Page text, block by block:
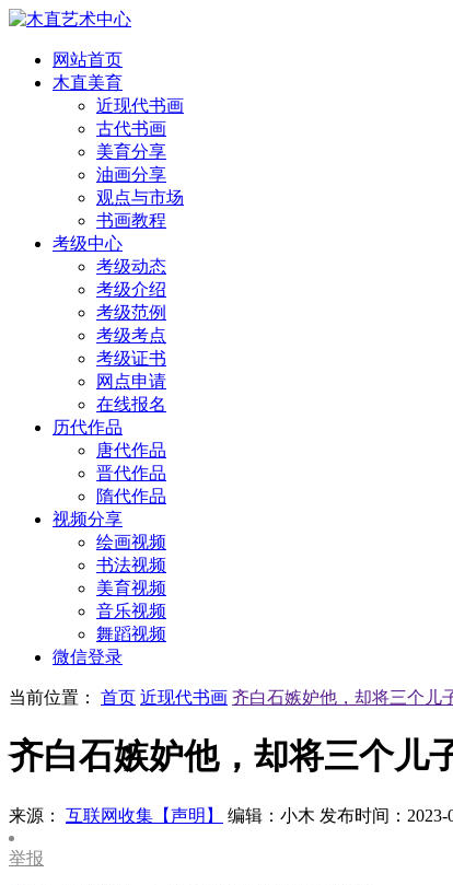
网站首页
木直美育
近现代书画
古代书画
美育分享
油画分享
观点与市场
书画教程
考级中心
考级动态
考级介绍
考级范例
考级考点
考级证书
网点申请
在线报名
历代作品
唐代作品
晋代作品
隋代作品
视频分享
绘画视频
书法视频
美育视频
音乐视频
舞蹈视频
微信登录
当前位置： 首页 近现代书画 齐白石嫉妒他，却将三个儿
齐白石嫉妒他，却将三个儿
来源： 互联网收集【声明】 编辑：小木 发布时间：2023-
举报